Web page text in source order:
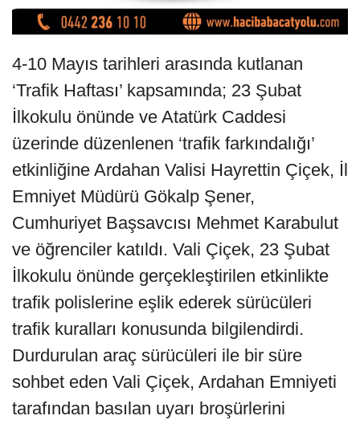
4-10 Mayıs tarihleri arasında kutlanan
‘Trafik Haftası’ kapsamında; 23 Şubat
İlkokulu önünde ve Atatürk Caddesi
üzerinde düzenlenen ‘trafik farkındalığı’
etkinliğine Ardahan Valisi Hayrettin Çiçek, İl
Emniyet Müdürü Gökalp Şener,
Cumhuriyet Başsavcısı Mehmet Karabulut
ve öğrenciler katıldı. Vali Çiçek, 23 Şubat
İlkokulu önünde gerçekleştirilen etkinlikte
trafik polislerine eşlik ederek sürücüleri
trafik kuralları konusunda bilgilendirdi.
Durdurulan araç sürücüleri ile bir süre
sohbet eden Vali Çiçek, Ardahan Emniyeti
tarafından basılan uyarı broşürlerini